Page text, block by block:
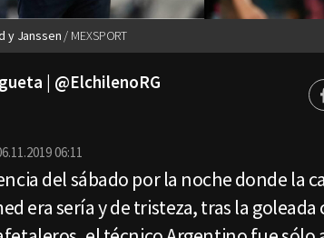
y Janssen MEXSPORT
| @ElchilenoRG
06:11
del sábado por la noche donde la
era sería y de tristeza, tras la